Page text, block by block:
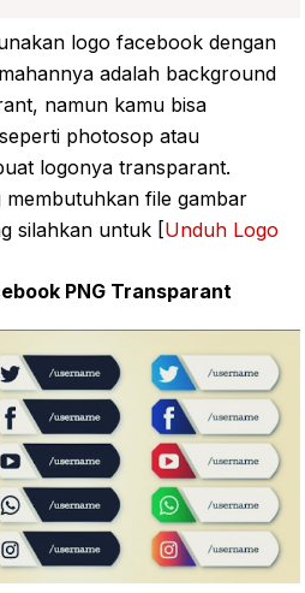
logo facebook dengan
adalah background
namun kamu bisa
photosop atau
logonya transparant.
file gambar
silahkan untuk [Unduh Logo
PNG Transparant